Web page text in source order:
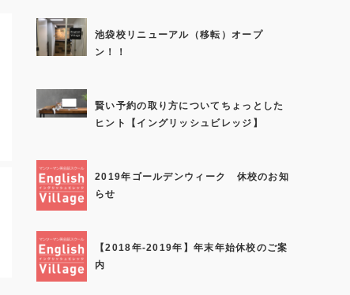
池袋校リニューアル（移転）オープ
ン！！
賢い予約の取り方についてちょっとした
ヒント【イングリッシュビレッジ】
2019年ゴールデンウィーク 休校のお知
らせ
【2018年-2019年】年末年始休校のご案
内